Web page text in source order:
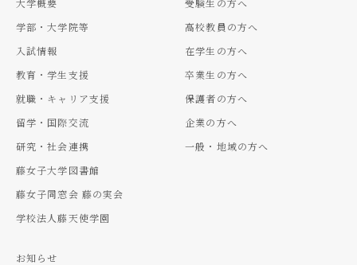
学部・大学院等
入試情報
教育・学生支援
就職・キャリア支援
留学・国際交流
研究・社会連携
藤女子大学図書館
藤女子同窓会 藤の実会
学校法人藤天使学園
高校教員の方へ
在学生の方へ
卒業生の方へ
保護者の方へ
企業の方へ
一般・地域の方へ
お知らせ